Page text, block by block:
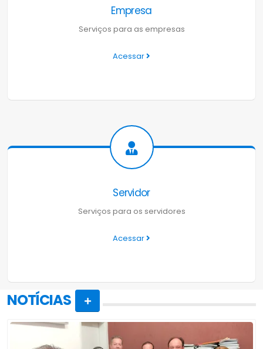
Empresa
Serviços para as empresas
Acessar
Servidor
Serviços para os servidores
Acessar
NOTÍCIAS